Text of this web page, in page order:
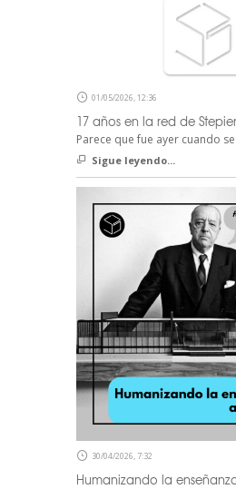
01/05/2026, 12:36
17 años en la red de
Parece que fue ayer cuando
Sigue leyendo...
30/04/2026, 7:32
Humanizando la